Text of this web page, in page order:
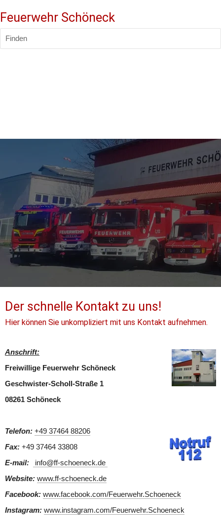
Feuerwehr Schöneck
Finden
Der schnelle Kontakt zu uns!
Hier können Sie unkompliziert mit uns Kontakt aufnehmen.
Anschrift:
Freiwillige Feuerwehr Schöneck
Geschwister-Scholl-Straße 1
08261 Schöneck
Telefon: +49 37464 88206
Fax: +49 37464 33808
E-mail:
info@ff-schoeneck.de
Website: www.ff-schoeneck.de
Facebook: www.facebook.com/Feuerwehr.Schoeneck
Instagram: www.instagram.com/Feuerwehr.Schoeneck